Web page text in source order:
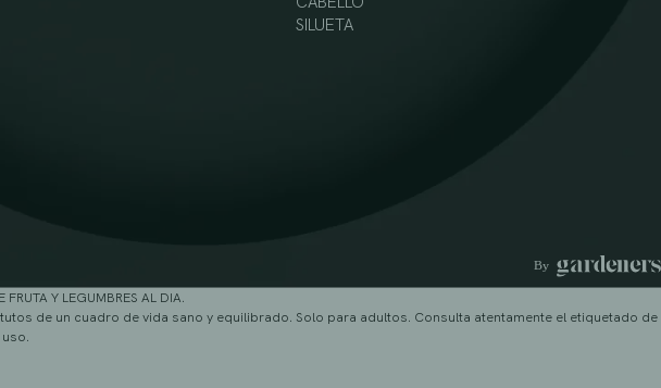
SILUETA
FRUTA Y LEGUMBRES AL DIA.
de un cuadro de vida sano y equilibrado. Solo para adultos. Consulta atentamente el etiquetado de